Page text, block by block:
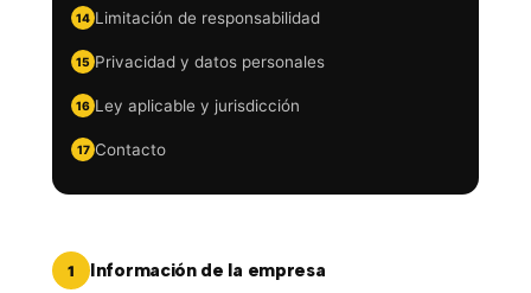
Limitación de responsabilidad
Privacidad y datos personales
Ley aplicable y jurisdicción
Contacto
1 Información de la empresa